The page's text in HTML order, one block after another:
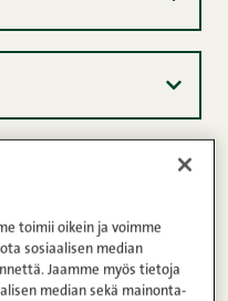
toimii oikein ja voimme
sosiaalisen median
Jaamme myös tietoja
median sekä mainonta-